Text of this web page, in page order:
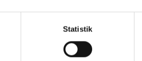
Statistik